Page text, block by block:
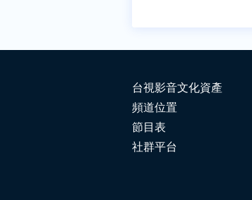
台視影音文化資產
頻道位置
節目表
社群平台